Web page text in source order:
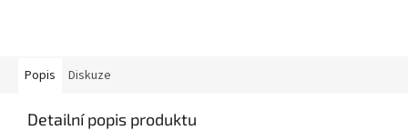
Popis Diskuze
Detailní popis produktu